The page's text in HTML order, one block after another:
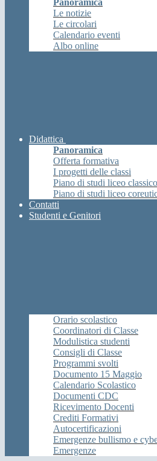
Panoramica
Le notizie
Le circolari
Calendario eventi
Albo online
Didattica
Panoramica
Offerta formativa
I progetti delle classi
Piano di studi liceo classico
Piano di studi liceo
Contatti
Studenti e Genitori
Orario scolastico
Coordinatori di Classe
Modulistica studenti
Consigli di Classe
Programmi svolti
Documento 15 Maggio
Calendario Scolastico
Documenti CDC
Ricevimento Docenti
Crediti Formativi
Autocertificazioni
Emergenze bullismo e
Emergenze